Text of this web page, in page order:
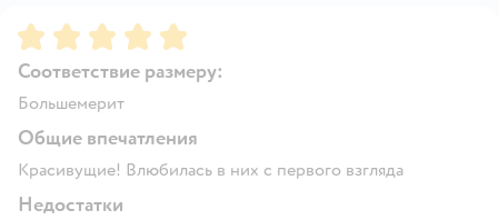
Рейтинг:5
Соответствие размеру:
Большемерит
Общие впечатления
Красивущие! Влюбилась в них с первого взгляда
Недостатки